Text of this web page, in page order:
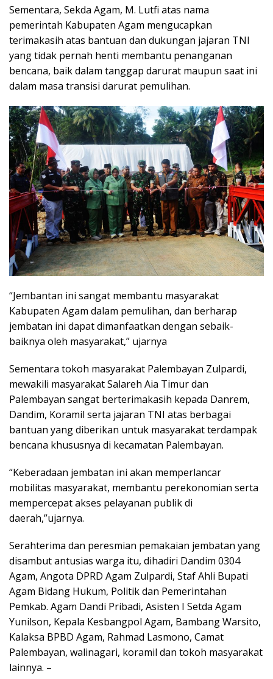
Sementara, Sekda Agam, M. Lutfi atas nama
pemerintah Kabupaten Agam mengucapkan
terimakasih atas bantuan dan dukungan jajaran TNI
yang tidak pernah henti membantu penanganan
bencana, baik dalam tanggap darurat maupun saat ini
dalam masa transisi darurat pemulihan.
“Jembantan ini sangat membantu masyarakat
Kabupaten Agam dalam pemulihan, dan berharap
jembatan ini dapat dimanfaatkan dengan sebaik-
baiknya oleh masyarakat,” ujarnya
Sementara tokoh masyarakat Palembayan Zulpardi,
mewakili masyarakat Salareh Aia Timur dan
Palembayan sangat berterimakasih kepada Danrem,
Dandim, Koramil serta jajaran TNI atas berbagai
bantuan yang diberikan untuk masyarakat terdampak
bencana khususnya di kecamatan Palembayan.
“Keberadaan jembatan ini akan memperlancar
mobilitas masyarakat, membantu perekonomian serta
mempercepat akses pelayanan publik di
daerah,”ujarnya.
Serahterima dan peresmian pemakaian jembatan yang
disambut antusias warga itu, dihadiri Dandim 0304
Agam, Angota DPRD Agam Zulpardi, Staf Ahli Bupati
Agam Bidang Hukum, Politik dan Pemerintahan
Pemkab. Agam Dandi Pribadi, Asisten I Setda Agam
Yunilson, Kepala Kesbangpol Agam, Bambang Warsito,
Kalaksa BPBD Agam, Rahmad Lasmono, Camat
Palembayan, walinagari, koramil dan tokoh masyarakat
lainnya. –